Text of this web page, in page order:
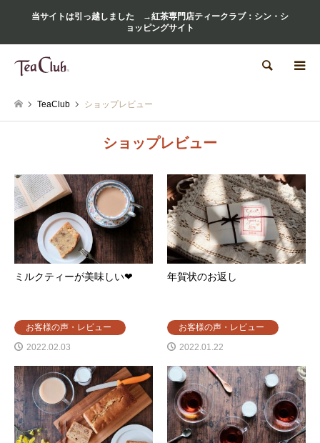
当サイトは引っ越しました →紅茶専門店ティークラブ：シン・シ
ョッピングサイト
検索
TeaClub ショップレビュー
ショップレビュー
ミルクティーが美味しい❤︎
お客様の声・レビュー
2022.02.03
年賀状のお返し
お客様の声・レビュー
2022.01.22